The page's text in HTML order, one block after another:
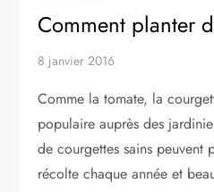
Comment planter
8 janvier 2016
Comme la tomate, la
populaire auprès des
de courgettes sains peuvent
récolte chaque année et